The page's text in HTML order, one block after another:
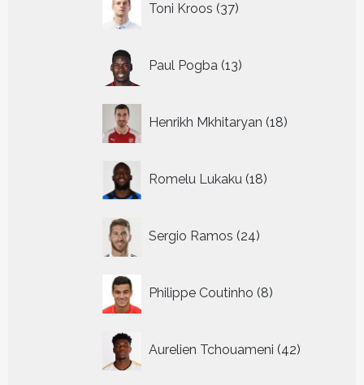
Toni Kroos 37
producten
Paul Pogba 13
producten
Henrikh Mkhitaryan 18
producten
Romelu Lukaku 18
producten
Sergio Ramos 24
producten
Philippe Coutinho 8
producten
Aurelien Tchouameni 42
producten